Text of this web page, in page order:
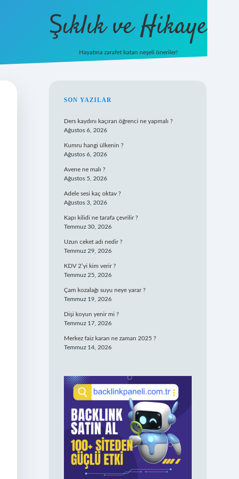
Şıklık ve Hikaye
Hayatına zarafet katan neşeli öneriler!
SIDEBAR
SON YAZILAR
Ders kaydını kaçıran öğrenci ne yapmalı ?
Ağustos 6, 2026
Kumru hangi ülkenin ?
Ağustos 6, 2026
Avene ne malı ?
Ağustos 5, 2026
Adele sesi kaç oktav ?
Ağustos 3, 2026
Kapı kilidi ne tarafa çevrilir ?
Temmuz 30, 2026
Uzun ceket adı nedir ?
Temmuz 29, 2026
KDV 2’yi kim verir ?
Temmuz 25, 2026
Çam kozalağı suyu neye yarar ?
Temmuz 19, 2026
Dişi koyun yenir mi ?
Temmuz 17, 2026
Merkez faiz kararı ne zaman 2025 ?
Temmuz 14, 2026